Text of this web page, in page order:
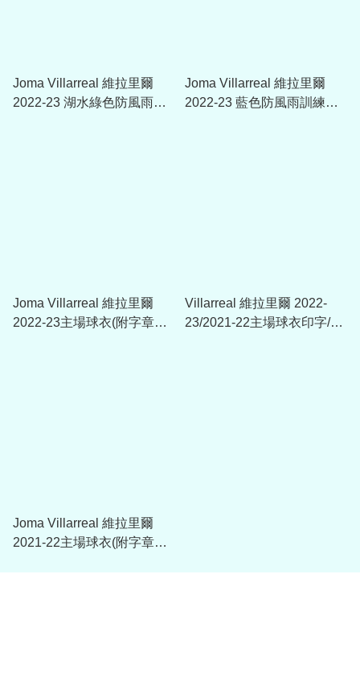
Joma Villarreal 維拉里爾
2022-23 湖水綠色防風雨訓
Joma Villarreal 維拉里爾
2022-23 藍色防風雨訓練外
Joma Villarreal 維拉里爾
2022-23主場球衣(附字章選
Villarreal 維拉里爾 2022-
23/2021-22主場球衣印字/贊
Joma Villarreal 維拉里爾
2021-22主場球衣(附字章選